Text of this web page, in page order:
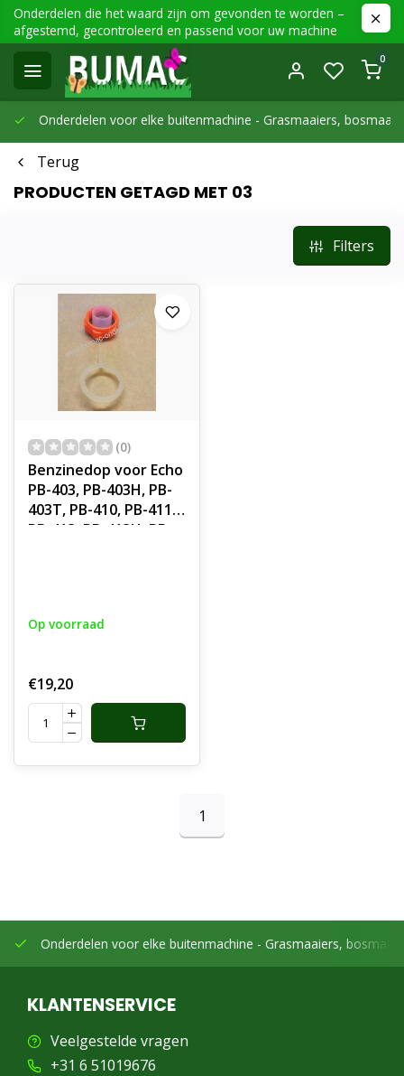
Onderdelen die het waard zijn om gevonden te worden –
afgestemd, gecontroleerd en passend voor uw machine
0
Onderdelen voor elke buitenmachine - Grasmaaiers,
Terug
PRODUCTEN GETAGD MET 03
Filters
(0)
Benzinedop voor Echo
PB-403, PB-403H, PB-
403T, PB-410, PB-411,
PB-413, PB-413H, PB-
Brandstofdop PB403,
PB413H, PB413T,
PB4600, PB460LN,
PB500H, PB5
Op voorraad
€19,20
1
Onderdelen voor elke buitenmachine - Grasmaaiers,
KLANTENSERVICE
Veelgestelde vragen
+31 6 51019676